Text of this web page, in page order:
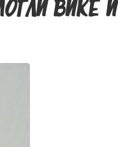
ВИКЕ И